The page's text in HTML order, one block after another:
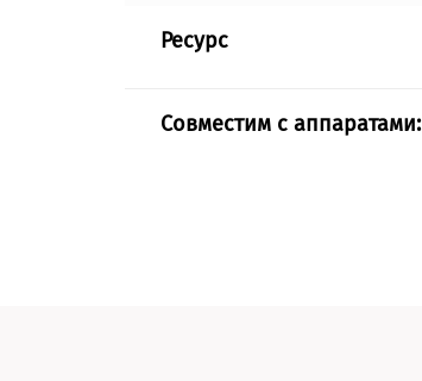
Ресурс
Совместим с аппаратами: